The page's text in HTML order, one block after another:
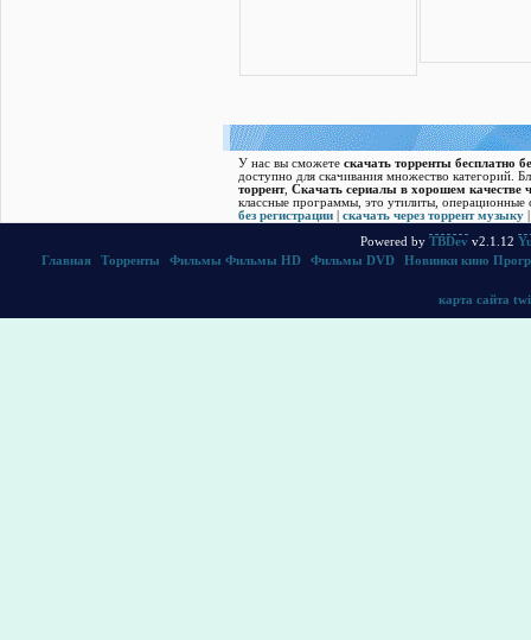
У нас вы сможете скачать торренты бесплатно
доступно для скачивания множество категорий.
торрент, Скачать cериалы в хорошем качестве
классные программы, это утилиты,
без регистрации| скачать через торрент музыку
Powered by TBDev v2.1.12
Главная
Торренты Фильмы Фильмы HD Фильмы DVD Новинки кино
карта сайта